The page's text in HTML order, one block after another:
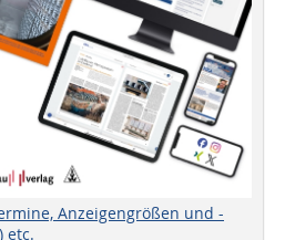
Anzeigengrößen und -
etc.